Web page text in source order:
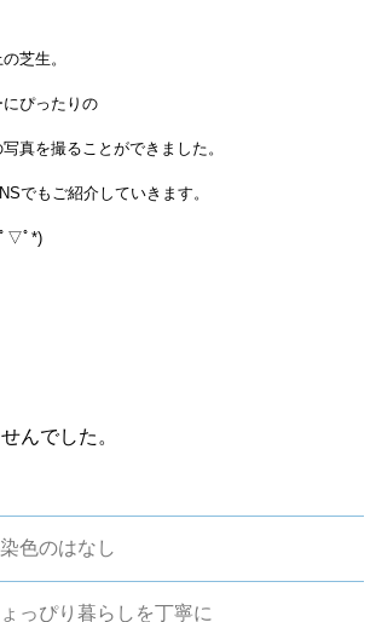
芝生。
ぴったりの
真を撮ることができました。
でもご紹介していきます。
ﾟ▽ﾟ*)
んでした。
色のはなし
っぴり暮らしを丁寧に